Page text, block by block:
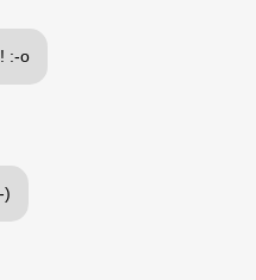
:-o
)